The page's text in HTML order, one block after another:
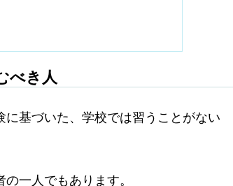
べき人
基づいた、学校では習うことがない
一人でもあります。